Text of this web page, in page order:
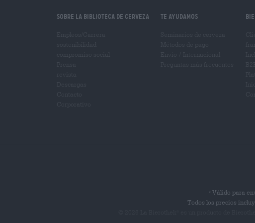
Sobre la biblioteca de cerveza Te ayudamos
* Válido para
Todos los precios